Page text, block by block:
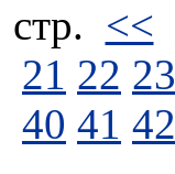
стp. <<
21 22 23
40 41 42